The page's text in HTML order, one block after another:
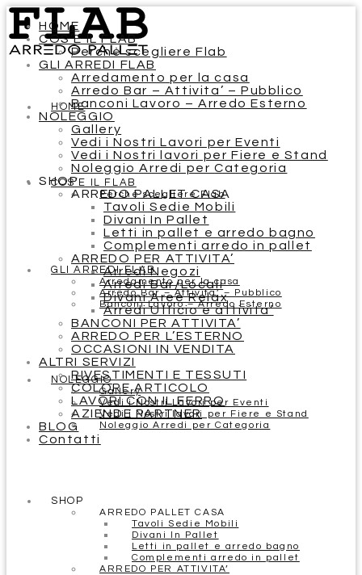
HOME
COS’E IL FLAB
Perchè scegliere Flab
GLI ARREDI FLAB
Arredamento per la casa
Arredo Bar – Attivita’ – Pubblico
Banconi Lavoro – Arredo Esterno
NOLEGGIO
Gallery
Vedi i Nostri Lavori per Eventi
Vedi i Nostri lavori per Fiere e Stand
Noleggio Arredi per Categoria
SHOP
ARREDO PALLET CASA
Tavoli Sedie Mobili
Divani In Pallet
Letti in pallet e arredo bagno
Complementi arredo in pallet
ARREDO PER ATTIVITA’
Arredi Negozi
Arredi Bar/Locali
Divani Aree Relax
Arredi Ufficio e attivita’
BANCONI PER ATTIVITA’
ARREDO PER L’ESTERNO
OCCASIONI IN VENDITA
ALTRI SERVIZI
RIVESTIMENTI E TESSUTI
COLORE ARTICOLO
LAVORI CON IL FERRO
AZIENDE PARTNER
BLOG
Contatti
HOME
COS’E IL FLAB
Perchè scegliere Flab
GLI ARREDI FLAB
Arredamento per la casa
Arredo Bar – Attivita’ – Pubblico
Banconi Lavoro – Arredo Esterno
NOLEGGIO
Gallery
Vedi i Nostri Lavori per Eventi
Vedi i Nostri lavori per Fiere e Stand
Noleggio Arredi per Categoria
SHOP
ARREDO PALLET CASA
Tavoli Sedie Mobili
Divani In Pallet
Letti in pallet e arredo bagno
Complementi arredo in pallet
ARREDO PER ATTIVITA’